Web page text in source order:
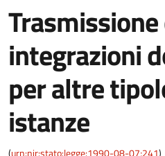
integrazioni
per altre
istanze
(urn:nir:stato:legge:1990-08-07;241)